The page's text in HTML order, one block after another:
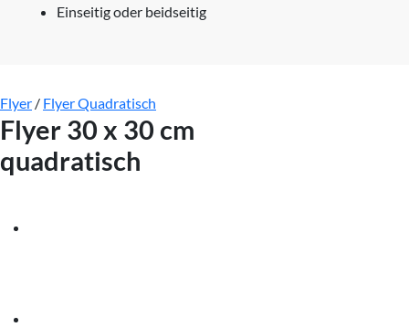
Einseitig oder beidseitig
Flyer / Flyer Quadratisch
Flyer 30 x 30 cm
quadratisch